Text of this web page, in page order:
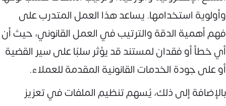
وأولوية استخدامها. يساعد هذا العمل المتدرب على
فهم أهمية الدقة والترتيب في العمل القانوني، حيث أن
أي خطأ أو فقدان لمستند قد يؤثر سلبًا على سير القضية
أو على جودة الخدمات القانونية المقدمة للعملاء.
بالإضافة إلى ذلك، يُسهم تنظيم الملفات في تعزيز